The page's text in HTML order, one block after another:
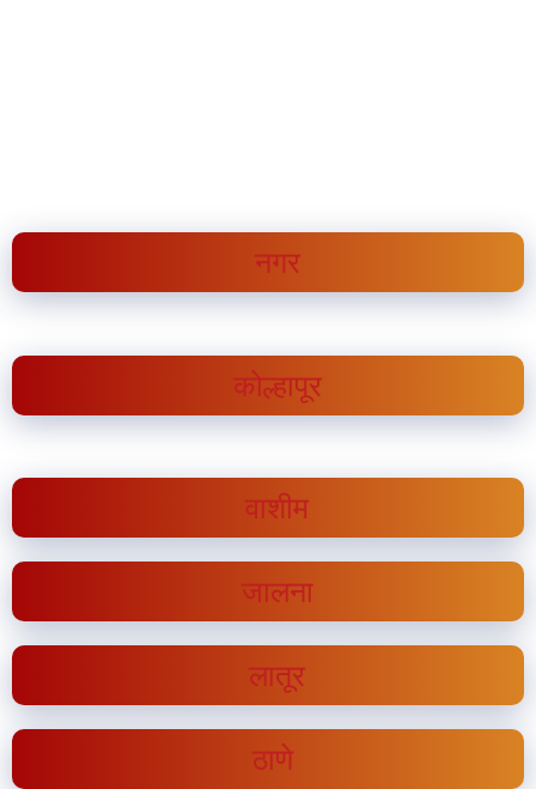
नगर
कोल्हापूर
वाशीम
जालना
लातूर
ठाणे